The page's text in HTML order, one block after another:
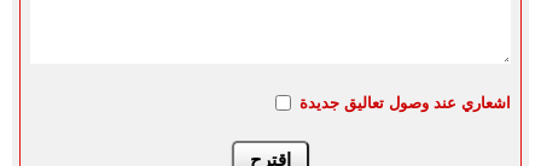
اشعاري عند وصول تعاليق جديدة